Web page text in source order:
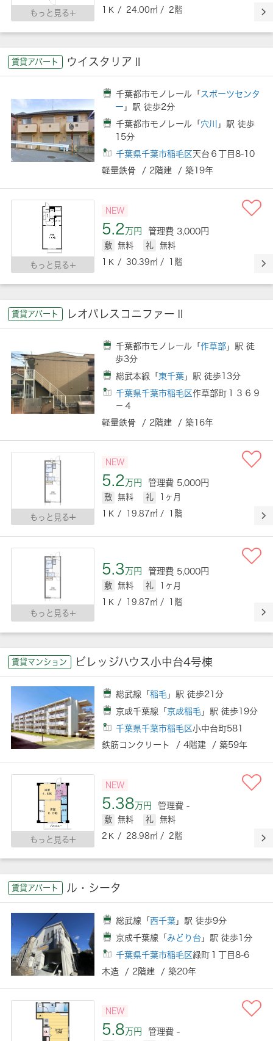
もっと見る 1Ｋ / 24.00㎡ / 2階
賃貸アパート ウイスタリアⅡ
千葉都市モノレール「 スポーツセンタ
ー 」駅 徒歩2分
千葉都市モノレール「 穴川
」駅 徒歩
15分
千葉県千葉市稲毛区 天台６丁目8-10
軽量鉄骨 / 2階建 / 築19年
もっと見る
NEW
5.2万円 管理費 3,000円
敷 無料 礼
無料
1Ｋ / 30.39㎡ / 1階
賃貸アパート レオパレスコニファーⅡ
千葉都市モノレール「作草部 」駅 徒
歩3分
総武本線「東千葉 」駅 徒歩13分
千葉県千葉市稲毛区作草部町１３６９
－４
軽量鉄骨 / 2階建 / 築16年
もっと見る
NEW
5.2万円 管理費 5,000円
敷 無料 礼
1ヶ月
1Ｋ / 19.87㎡ / 1階
もっと見る
5.3万円 管理費 5,000円
敷 無料 礼
1ヶ月
1Ｋ / 19.87㎡ / 1階
賃貸マンション ビレッジハウス小中台4号棟
総武線「稲毛 」駅 徒歩21分
京成千葉線「京成稲毛 」駅 徒歩19分
千葉県千葉市稲毛区小中台町581
鉄筋コンクリート / 4階建 / 築59年
もっと見る
NEW
5.38万円 管理費 -
敷 無料 礼
無料
2Ｋ / 28.98㎡ / 2階
賃貸アパート ル・シータ
総武線「西千葉 」駅 徒歩9分
京成千葉線「 みどり台 」駅 徒歩1分
千葉県千葉市稲毛区緑町１丁目8-6
木造 / 2階建 / 築20年
NEW
5.8万円 管理費 -